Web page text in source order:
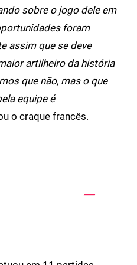
sobre o jogo dele em
foram
assim que se deve
artilheiro da história
que não, mas o que
equipe é
o craque francês.